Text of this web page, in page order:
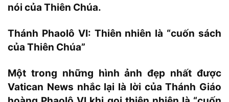
nói của Thiên Chúa.
Thánh Phaolô VI: Thiên nhiên là “cuốn sách
của Thiên Chúa”
Một trong những hình ảnh đẹp nhất được
Vatican News nhắc lại là lời của Thánh Giáo